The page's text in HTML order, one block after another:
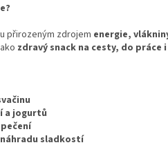
přirozeným zdrojem energie,
zdravý snack na cesty, do práce
a jogurtů
sladkostí